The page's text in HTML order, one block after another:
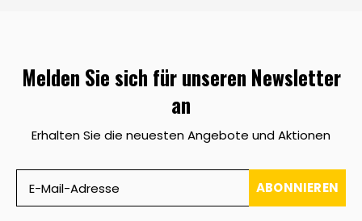
Melden Sie sich für unseren Newsletter
an
Erhalten Sie die neuesten Angebote und Aktionen
ABONNIEREN